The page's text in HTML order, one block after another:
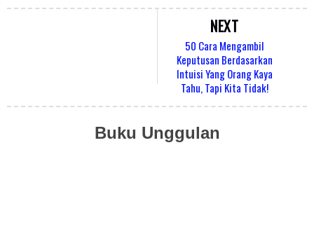
NEXT
50 Cara Mengambil
Keputusan Berdasarkan
Intuisi Yang Orang Kaya
Tahu, Tapi Kita Tidak!
Buku Unggulan